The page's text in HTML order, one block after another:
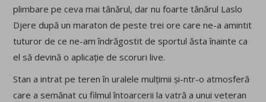
plimbare pe ceva mai tânărul, dar nu foarte tânărul Laslo
Djere după un maraton de peste trei ore care ne-a amintit
tuturor de ce ne-am îndrăgostit de sportul ăsta înainte ca
el să devină o aplicație de scoruri live.
Stan a intrat pe teren în uralele mulțimii și-ntr-o atmosferă
care a semănat cu filmul întoarcerii la vatră a unui veteran